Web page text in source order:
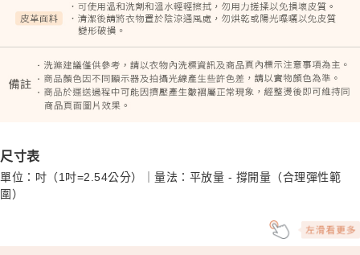
尺寸表
單位：吋（1吋=2.54公分）｜量法：平放量 - 撐開量（合理彈性範
圍）